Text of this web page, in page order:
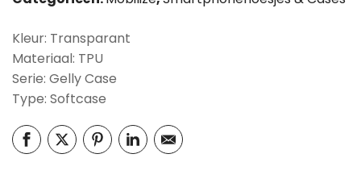
Kleur: Transparant
Materiaal: TPU
Serie: Gelly Case
Type: Softcase